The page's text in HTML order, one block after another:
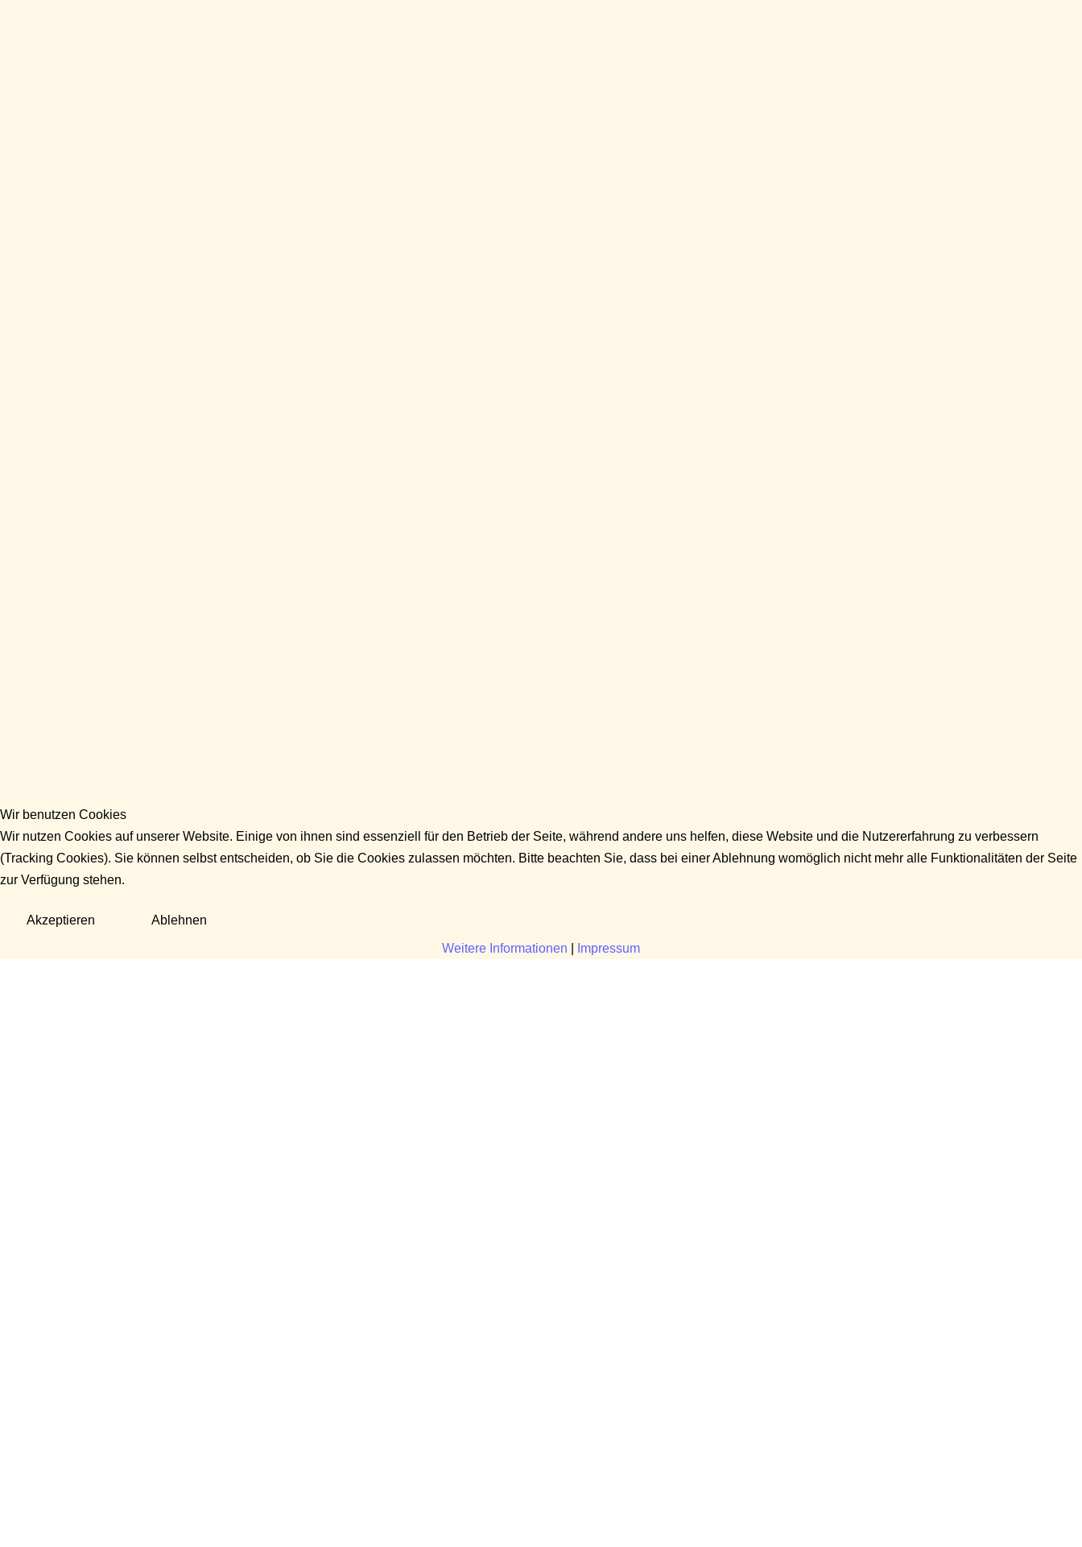
Wir benutzen Cookies
Wir nutzen Cookies auf unserer Website. Einige von ihnen sind essenziell für den Betrieb der Seite, während andere uns helfen, diese Website und die Nutzererfahrung zu verbessern
(Tracking Cookies). Sie können selbst entscheiden, ob Sie die Cookies zulassen möchten. Bitte beachten Sie, dass bei einer Ablehnung womöglich nicht mehr alle Funktionalitäten der Seite
zur Verfügung stehen.
Akzeptieren Ablehnen
Weitere Informationen Impressum